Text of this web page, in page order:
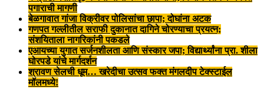
पगाराची मागणी
बेळगावात गांजा विक्रीवर पोलिसांचा छापा; दोघांना अटक
गणपत गल्लीतील सराफी दुकानात दागिने चोरण्याचा प्रयत्न;
संशयिताला नागरिकांनी पकडले
एआयच्या युगात सर्जनशीलता आणि संस्कार जपा; विद्यार्थ्यांना प्रा. शीला
घोरपडे यांचे मार्गदर्शन
श्रावण सेलची धूम… खरेदीचा उत्सव फक्त मंगलदीप टेक्स्टाईल
मॉलमध्ये!